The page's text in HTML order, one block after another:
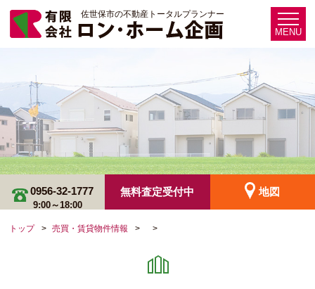
佐世保市の不動産トータルプランナー
MENU
0956-32-1777
9:00～18:00
無料査定受付中 地図
トップ 売買・賃貸物件情報